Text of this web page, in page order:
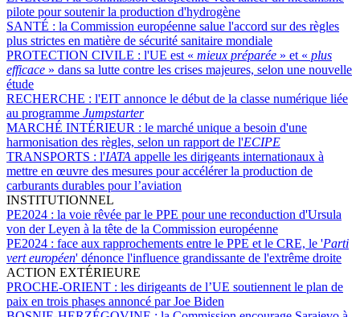
pilote pour soutenir la production d'hydrogène
SANTÉ : la Commission européenne salue l'accord sur des règles
plus strictes en matière de sécurité sanitaire mondiale
PROTECTION CIVILE : l'UE est « mieux préparée » et « plus
efficace » dans sa lutte contre les crises majeures, selon une nouvelle
étude
RECHERCHE : l'EIT annonce le début de la classe numérique liée
au programme Jumpstarter
MARCHÉ INTÉRIEUR : le marché unique a besoin d'une
harmonisation des règles, selon un rapport de l'ECIPE
TRANSPORTS : l'IATA appelle les dirigeants internationaux à
mettre en œuvre des mesures pour accélérer la production de
carburants durables pour l’aviation
INSTITUTIONNEL
PE2024 : la voie rêvée par le PPE pour une reconduction d'Ursula
von der Leyen à la tête de la Commission européenne
PE2024 : face aux rapprochements entre le PPE et le CRE, le 'Parti
vert européen' dénonce l'influence grandissante de l'extrême droite
ACTION EXTÉRIEURE
PROCHE-ORIENT : les dirigeants de l’UE soutiennent le plan de
paix en trois phases annoncé par Joe Biden